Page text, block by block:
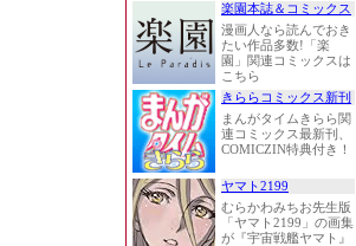
楽園本誌＆コミックス
漫画人なら読んでおき
たい作品多数!「楽
園」関連コミックスは
こちら
きららコミックス新刊
まんがタイムきらら関
連コミックス最新刊、
COMICZIN特典付き！
ヤマト2199
むらかわみちお先生版
「ヤマト2199」の画集
が『宇宙戦艦ヤマト』